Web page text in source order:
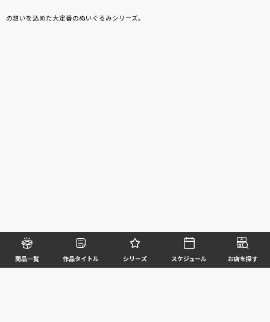
商品一覧 作品タイトル シリーズ スケジュール お店を探す
の想いを込めた大定番のぬいぐるみシリーズ。